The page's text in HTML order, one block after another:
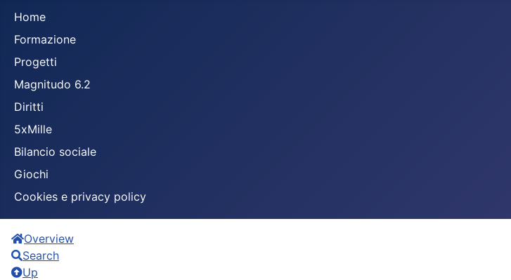
Home
Formazione
Progetti
Magnitudo 6.2
Diritti
5xMille
Bilancio sociale
Giochi
Cookies e privacy policy
Overview
Search
Up